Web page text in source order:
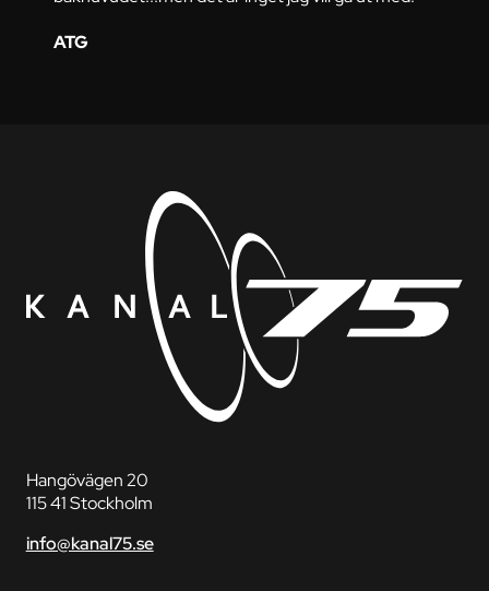
ATG
Hangövägen 20
115 41 Stockholm
info@kanal75.se